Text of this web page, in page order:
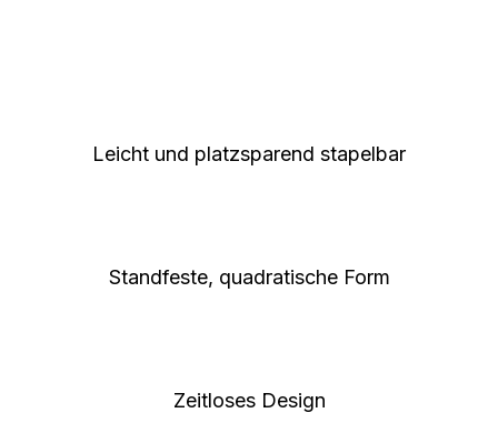
Leicht und platzsparend stapelbar
Standfeste, quadratische Form
Zeitloses Design